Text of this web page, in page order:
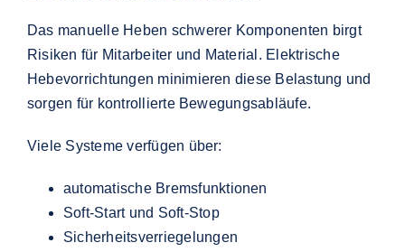
Das manuelle Heben schwerer Komponenten birgt
Risiken für Mitarbeiter und Material. Elektrische
Hebevorrichtungen minimieren diese Belastung und
sorgen für kontrollierte Bewegungsabläufe.
Viele Systeme verfügen über:
automatische Bremsfunktionen
Soft-Start und Soft-Stop
Sicherheitsverriegelungen